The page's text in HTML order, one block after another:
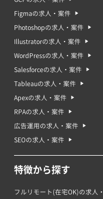
Figmaの求人・案件
Photoshopの求人・案件
Illustratorの求人・案件
WordPressの求人・案件
Salesforceの求人・案件
Tableauの求人・案件
Apexの求人・案件
RPAの求人・案件
広告運用の求人・案件
SEOの求人・案件
特徴から探す
フルリモート(在宅OK)の求人